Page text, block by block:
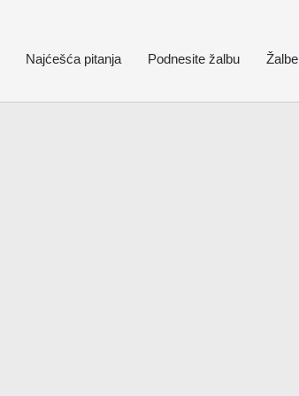
Najćešća pitanja Podnesite žalbu Žalbe